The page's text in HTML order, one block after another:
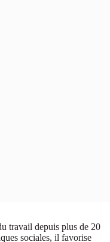
travail depuis plus de 20
sociales, il favorise